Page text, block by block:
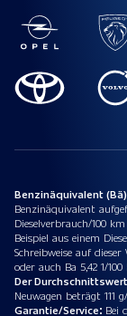
Benzinäquivalent
Benzinäquivalent
Dieselverbrauch/100
Beispiel aus einem
Schreibweise auf
oder auch Ba 5,42 1/100
Der
Neuwagen beträgt 111
Garantie/Service: Bei